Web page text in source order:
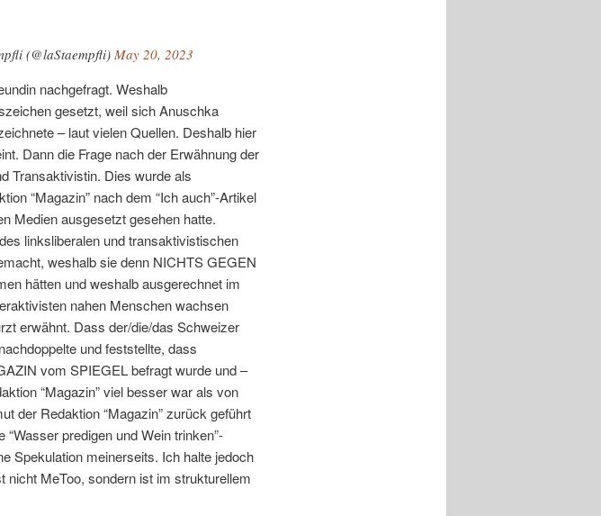
(@laStaempfli) May 20, 2023
nachgefragt. Weshalb
gesetzt, weil sich Anuschka
– laut vielen Quellen. Deshalb hier
Dann die Frage nach der Erwähnung der
Transaktivistin. Dies wurde als
“Magazin” nach dem “Ich auch”-Artikel
Medien ausgesetzt gesehen hatte.
linksliberalen und transaktivistischen
weshalb sie denn NICHTS GEGEN
hätten und weshalb ausgerechnet im
nahen Menschen wachsen
erwähnt. Dass der/die/das Schweizer
und feststellte, dass
vom SPIEGEL befragt wurde und –
“Magazin” viel besser war als von
der Redaktion “Magazin” zurück geführt
predigen und Wein trinken”-
Spekulation meinerseits. Ich halte jedoch
MeToo, sondern ist im strukturellem